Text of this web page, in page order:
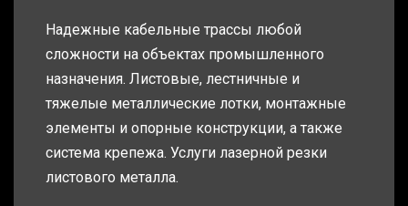
Надежные кабельные трассы любой
сложности на объектах промышленного
назначения. Листовые, лестничные и
тяжелые металлические лотки, монтажные
элементы и опорные конструкции, а также
система крепежа. Услуги лазерной резки
листового металла.